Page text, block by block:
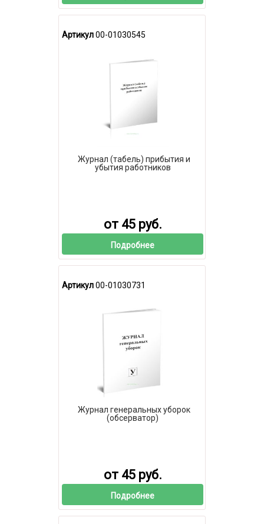
Артикул00-01030545
Журнал (табель) прибытия и
убытия работников
от 45 руб.
Подробнее
Артикул00-01030731
Журнал генеральных уборок
(обсерватор)
от 45 руб.
Подробнее